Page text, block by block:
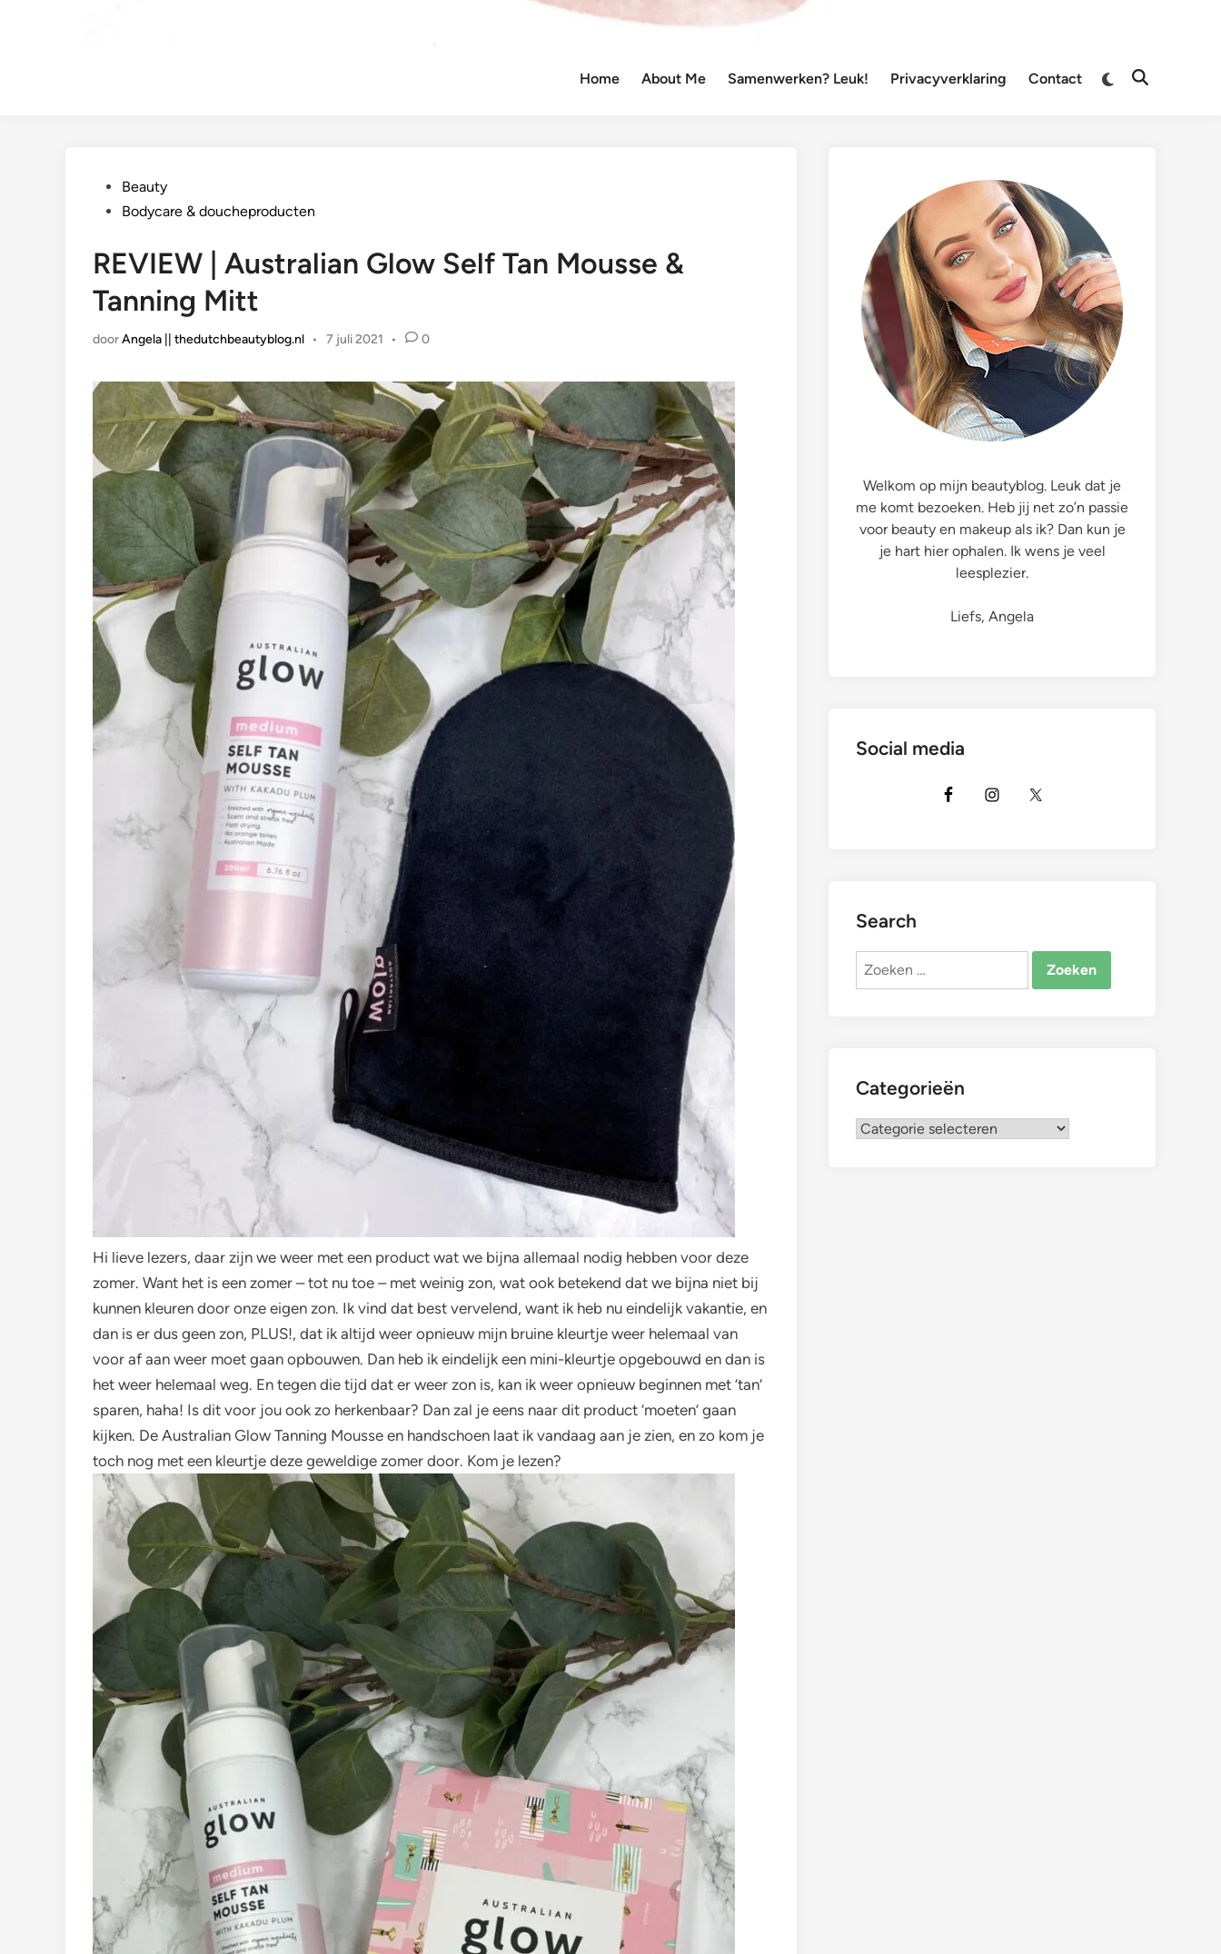
Home About Me Samenwerken? Leuk! Privacyverklaring Contact
Overschakelen
naarZoeken
Geplaatst
Beauty
Bodycare & doucheproducten
REVIEW | Australian Glow Self Tan Mousse &
Tanning Mitt
doorAngela || thedutchbeautyblog.nl • 7 juli 2021 • 0
Hi lieve lezers, daar zijn we weer met een product wat we bijna allemaal nodig hebben voor deze
zomer. Want het is een zomer – tot nu toe – met weinig zon, wat ook betekend dat we bijna niet bij
kunnen kleuren door onze eigen zon. Ik vind dat best vervelend, want ik heb nu eindelijk vakantie, en
dan is er dus geen zon, PLUS!, dat ik altijd weer opnieuw mijn bruine kleurtje weer helemaal van
voor af aan weer moet gaan opbouwen. Dan heb ik eindelijk een mini-kleurtje opgebouwd en dan is
het weer helemaal weg. En tegen die tijd dat er weer zon is, kan ik weer opnieuw beginnen met ’tan’
sparen, haha! Is dit voor jou ook zo herkenbaar? Dan zal je eens naar dit product ‘moeten’ gaan
kijken. De Australian Glow Tanning Mousse en handschoen laat ik vandaag aan je zien, en zo kom je
toch nog met een kleurtje deze geweldige zomer door. Kom je lezen?
Welkom op mijn beautyblog. Leuk dat je
me komt bezoeken. Heb jij net zo’n passie
voor beauty en makeup als ik? Dan kun je
je hart hier ophalen. Ik wens je veel
leesplezier.
Liefs, Angela
Social media
Search
Zoeken
Categorieën
Categorieën